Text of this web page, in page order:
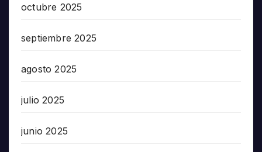
octubre 2025
septiembre 2025
agosto 2025
julio 2025
junio 2025